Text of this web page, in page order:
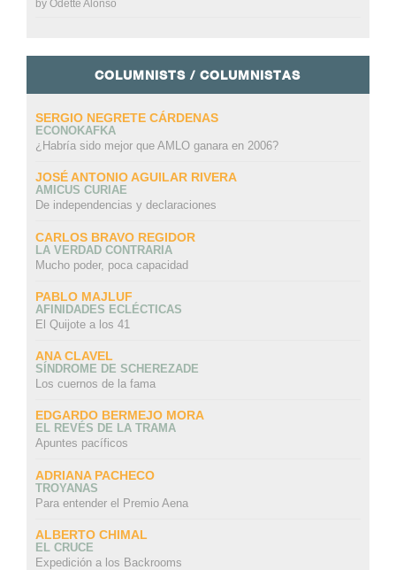
by Odette Alonso
COLUMNISTS / COLUMNISTAS
SERGIO NEGRETE CÁRDENAS
ECONOKAFKA
¿Habría sido mejor que AMLO ganara en 2006?
JOSÉ ANTONIO AGUILAR RIVERA
AMICUS CURIAE
De independencias y declaraciones
CARLOS BRAVO REGIDOR
LA VERDAD CONTRARIA
Mucho poder, poca capacidad
PABLO MAJLUF
AFINIDADES ECLÉCTICAS
El Quijote a los 41
ANA CLAVEL
SÍNDROME DE SCHEREZADE
Los cuernos de la fama
EDGARDO BERMEJO MORA
EL REVÉS DE LA TRAMA
Apuntes pacíficos
ADRIANA PACHECO
TROYANAS
Para entender el Premio Aena
ALBERTO CHIMAL
EL CRUCE
Expedición a los Backrooms